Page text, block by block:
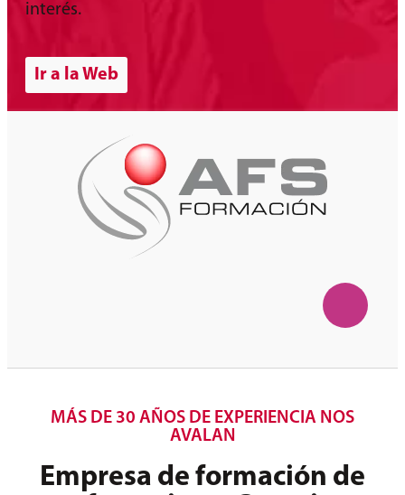
interés.
Ir a la Web
MÁS DE 30 AÑOS DE EXPERIENCIA NOS
AVALAN
Empresa de formación de